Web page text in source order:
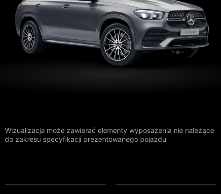
Wizualizacja może zawierać elementy wyposażenia nie należące
do zakresu specyfikacji prezentowanego pojazdu